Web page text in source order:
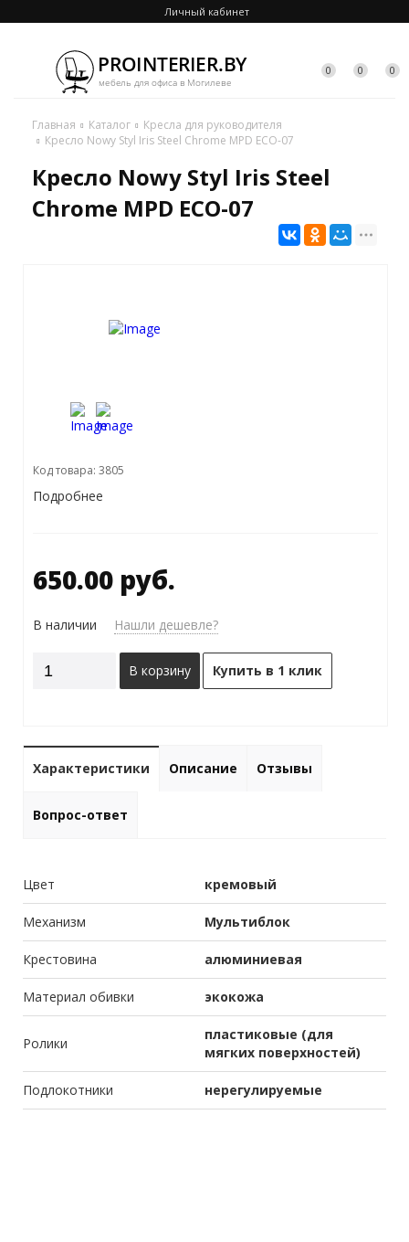
Личный кабинет
0 0 0
Главная Каталог
Кресла для руководителя
Кресло Nowy Styl Iris Steel Chrome MPD ECO-07
Кресло Nowy Styl Iris Steel
Chrome MPD ECO-07
Код товара: 3805
Подробнее
650.00 руб.
В наличии Нашли дешевле?
В корзину Купить в 1 клик
Характеристики Описание Отзывы
Вопрос-ответ
Цвет кремовый
Механизм Мультиблок
Крестовина алюминиевая
Материал обивки экокожа
Ролики
пластиковые (для
мягких поверхностей)
Подлокотники нерегулируемые